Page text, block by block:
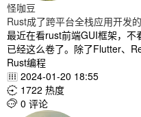
怪咖豆
Rust成了跨平台全栈应用开发
最近在看rust前端GUI框架，不
已经这么卷了。除了Flutter、
Rust编程
 2024-01-20 18:55
 1722 热度
 0 评论